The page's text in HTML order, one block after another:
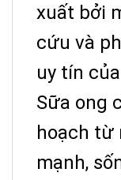
xuất bởi
cứu và
uy tín
Sữa ong
hoạch từ
mạnh,